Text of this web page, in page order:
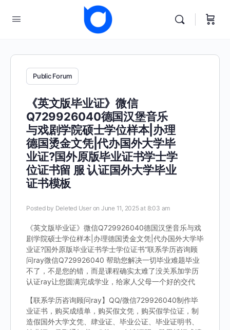
Public Forum
《英文版毕业证》微信
Q729926040德国汉堡音乐
与戏剧学院硕士学位样本|办理
德国烫金文凭|代办国外大学毕
业证?国外原版毕业证书学士学
位证书留 服 认证国外大学毕业
证书模板
Posted by Deleted User on June 11, 2025 at 8:03 am
《英文版毕业证》微信Q729926040德国汉堡音乐与戏
剧学院硕士学位样本|办理德国烫金文凭|代办国外大学毕
业证?国外原版毕业证书学士学位证书“联系学历咨询顾
问ray微信Q729926040 帮助您解决一切毕业难题毕业
不了，不是您的错，而是课程确实太难了没关系加学历
认证ray让您圆满完成学业，给家人父母一个好的交代
【联系学历咨询顾问ray】QQ/微信729926040制作毕
业证书，购买成绩单，购买假文凭，购买假学位证，制
造假国外大学文凭、肆业证、毕业公证、毕业证明书、